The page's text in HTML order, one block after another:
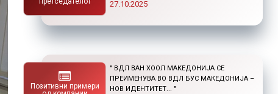
27.10.2025
Позитивни примери
" НОВ ПОВИК ОД ОКТА: СТИПЕНДИИ ЗА
ПОСТДИПЛОМСКИ СТУДИИ ДОМА И ВО
СТРАНСТВО "